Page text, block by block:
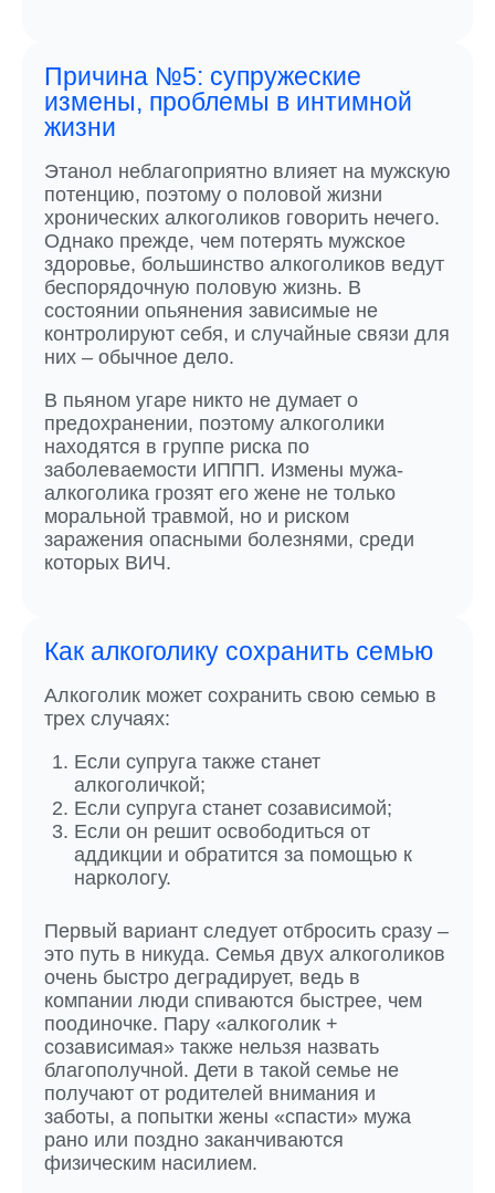
Причина №5: супружеские
измены, проблемы в интимной
жизни
Этанол неблагоприятно влияет на мужскую
потенцию, поэтому о половой жизни
хронических алкоголиков говорить нечего.
Однако прежде, чем потерять мужское
здоровье, большинство алкоголиков ведут
беспорядочную половую жизнь. В
состоянии опьянения зависимые не
контролируют себя, и случайные связи для
них – обычное дело.
В пьяном угаре никто не думает о
предохранении, поэтому алкоголики
находятся в группе риска по
заболеваемости ИППП. Измены мужа-
алкоголика грозят его жене не только
моральной травмой, но и риском
заражения опасными болезнями, среди
которых ВИЧ.
Как алкоголику сохранить семью
Алкоголик может сохранить свою семью в
трех случаях:
Если супруга также станет
алкоголичкой;
Если супруга станет созависимой;
Если он решит освободиться от
аддикции и обратится за помощью к
наркологу.
Первый вариант следует отбросить сразу –
это путь в никуда. Семья двух алкоголиков
очень быстро деградирует, ведь в
компании люди спиваются быстрее, чем
поодиночке. Пару «алкоголик +
созависимая» также нельзя назвать
благополучной. Дети в такой семье не
получают от родителей внимания и
заботы, а попытки жены «спасти» мужа
рано или поздно заканчиваются
физическим насилием.